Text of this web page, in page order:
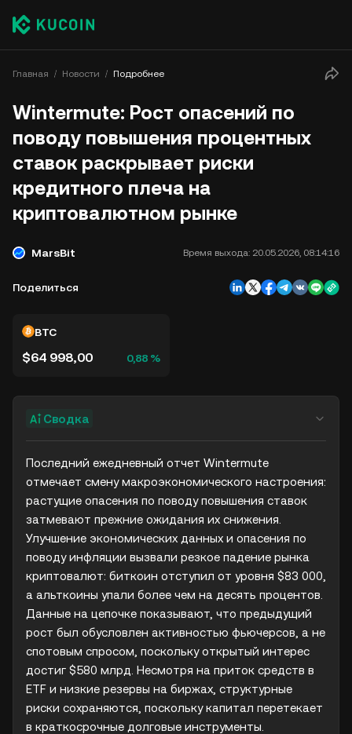
Главная Новости Подробнее
Wintermute: Рост опасений по
поводу повышения процентных
ставок раскрывает риски
кредитного плеча на
криптовалютном рынке
MarsBit Время выхода: 20.05.2026, 08:14:16
Поделиться
BTC
$64 998,00 0,88 %
Сводка
Последний ежедневный отчет Wintermute
отмечает смену макроэкономического настроения:
растущие опасения по поводу повышения ставок
затмевают прежние ожидания их снижения.
Улучшение экономических данных и опасения по
поводу инфляции вызвали резкое падение рынка
криптовалют: биткоин отступил от уровня $83 000,
а альткоины упали более чем на десять процентов.
Данные на цепочке показывают, что предыдущий
рост был обусловлен активностью фьючерсов, а не
спотовым спросом, поскольку открытый интерес
достиг $580 млрд. Несмотря на приток средств в
ETF и низкие резервы на биржах, структурные
риски сохраняются, поскольку капитал перетекает
в краткосрочные долговые инструменты.